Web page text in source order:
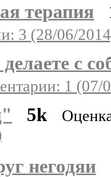
терапия
3 (28/06/
с
1 (07/
5k
негодяи